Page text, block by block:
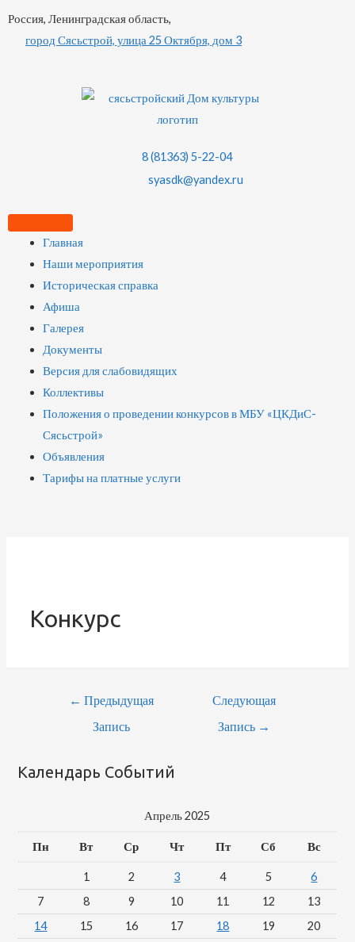
Россия, Ленинградская область,
город Сясьстрой, улица 25 Октября, дом 3
8 (81363) 5-22-04
syasdk@yandex.ru
Главная
Наши мероприятия
Историческая справка
Афиша
Галерея
Документы
Версия для слабовидящих
Коллективы
Положения о проведении конкурсов в МБУ «ЦКДиС-
Сясьстрой»
Объявления
Тарифы на платные услуги
Конкурс
← Предыдущая
Запись
Следующая
Запись →
Календарь Событий
Апрель 2025
Пн Вт Ср Чт Пт Сб Вс
1 2 3 4 5
6
7
8 9 10 11 12
13
14
15 16 17 18 19
20